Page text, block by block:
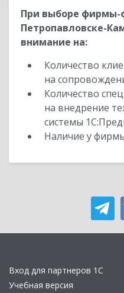
При выборе фирмы-
Петропавловске-
внимание на:
Количество
на
Количество
на внедрение
системы
Наличие у
Вход для партнеров 1С
Учебная версия